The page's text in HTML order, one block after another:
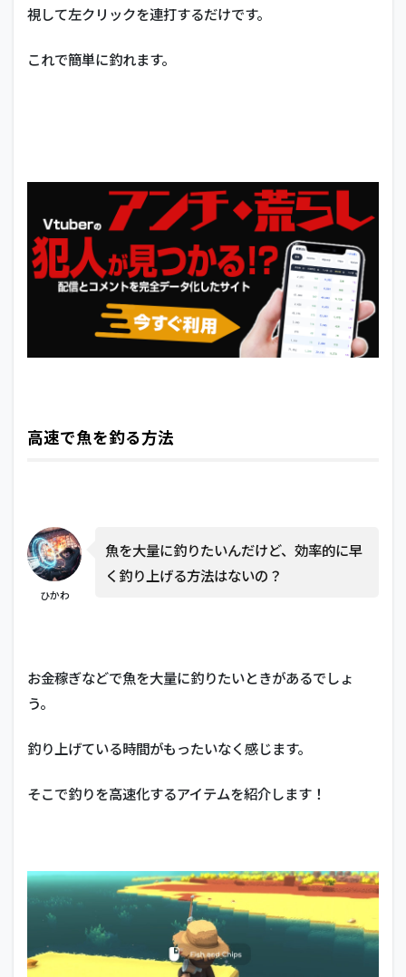
視して左クリックを連打するだけです。
これで簡単に釣れます。
高速で魚を釣る方法
ひかわ
魚を大量に釣りたいんだけど、効率的に早
く釣り上げる方法はないの？
お金稼ぎなどで魚を大量に釣りたいときがあるでしょ
う。
釣り上げている時間がもったいなく感じます。
そこで釣りを高速化するアイテムを紹介します！